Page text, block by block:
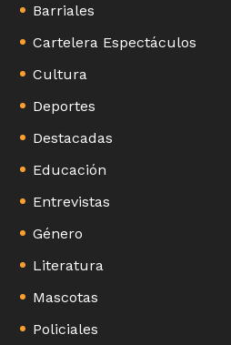
Barriales
Cartelera Espectáculos
Cultura
Deportes
Destacadas
Educación
Entrevistas
Género
Literatura
Mascotas
Policiales